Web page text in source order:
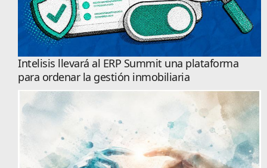
Intelisis llevará al ERP Summit una plataforma
para ordenar la gestión inmobiliaria